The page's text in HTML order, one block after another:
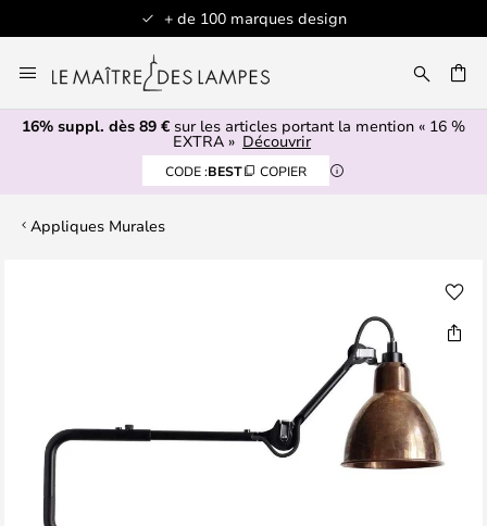
+ de 100 marques design
au
contenu
16% suppl. dès 89 € sur les articles portant la mention « 16 %
EXTRA » Découvrir
CODE :BEST COPIER
Appliques Murales
images
gallery